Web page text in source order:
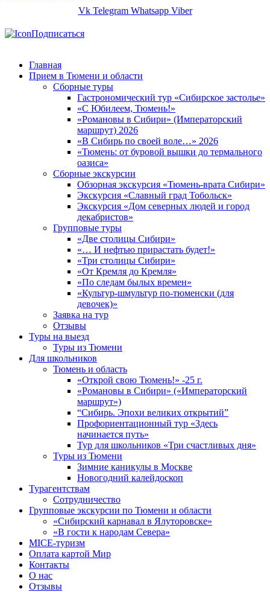
Vk Telegram Whatsapp Viber
Подписаться
Главная
Прием в Тюмени и области
Сборные туры
Гастрономический тур «Сибирское застолье»
«С Юбилеем, Тюмень!»
«Романовы в Сибири» (Императорский
маршрут) 2026
«В Сибирь по своей воле…» 2026
«Тюмень: от буровой вышки до термального
оазиса»
Сборные экскурсии
Обзорная экскурсия «Тюмень-врата Сибири»
Экскурсия «Славный град Тобольск»
Экскурсия «Дом северных людей и город
декабристов»
Групповые туры
«Две столицы Сибири»
«… И нефтью прирастать будет!»
«Три столицы Сибири»
«От Кремля до Кремля»
«По следам былых времен»
«Культур-шмультур по-тюменски (для
девочек)»
Заявка на тур
Отзывы
Туры на выезд
Туры из Тюмени
Для школьников
Тюмень и область
«Открой свою Тюмень!» -25 г.
«Романовы в Сибири» («Императорский
маршрут»)
“Сибирь. Эпохи великих открытий”
Профориентационный тур «Здесь
начинается путь»
Тур для школьников «Три счастливых дня»
Туры из Тюмени
Зимние каникулы в Москве
Новогодний калейдоскоп
Турагентствам
Сотрудничество
Групповые экскурсии по Тюмени и области
«Сибирский карнавал в Ялуторовске»
«В гости к народам Севера»
MICE-туризм
Оплата картой Мир
Контакты
О нас
Отзывы